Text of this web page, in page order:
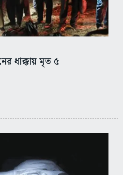
ধাক্কায় মৃত ৫